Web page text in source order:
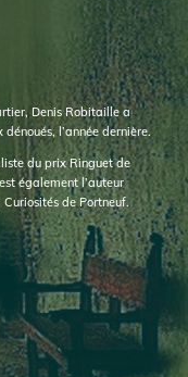
Denis Robitaille a
l’année dernière.
du prix Ringuet de
également l’auteur
de Portneuf.